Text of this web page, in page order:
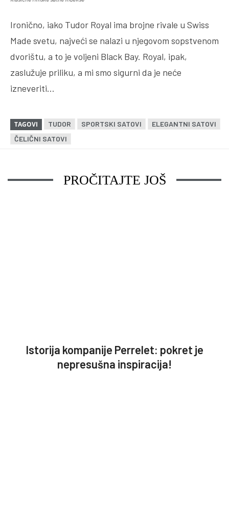
Ironično, iako Tudor Royal ima brojne rivale u Swiss
Made svetu, najveći se nalazi u njegovom sopstvenom
dvorištu, a to je voljeni Black Bay. Royal, ipak,
zaslužuje priliku, a mi smo sigurni da je neće
izneveriti…
TAGOVI TUDOR SPORTSKI SATOVI
ELEGANTNI SATOVI
ČELIČNI SATOVI
PROČITAJTE JOŠ
Istorija kompanije Perrelet: pokret je
nepresušna inspiracija!